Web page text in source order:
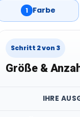
1 Farbe
Schritt 2 von 3
Größe &
IHRE